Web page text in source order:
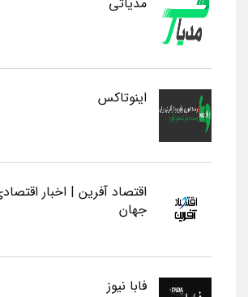
اینوتاکس
اقتصاد آفرین | اخبار
جهان
فابا نیوز